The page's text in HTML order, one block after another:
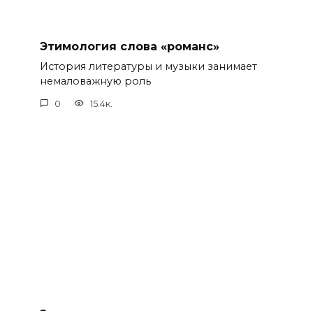
Этимология слова «романс»
История литературы и музыки занимает
немаловажную роль
0 15.4к.